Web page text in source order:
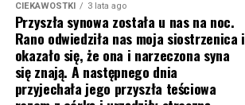
CIEKAWOSTKI 3 lata ago
Przyszła synowa została u nas na noc.
Rano odwiedziła nas moja siostrzenica i
okazało się, że ona i narzeczona syna
się znają. A następnego dnia
przyjechała jego przyszła teściowa